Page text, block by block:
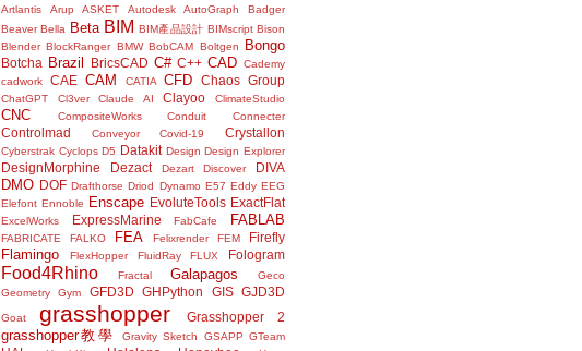
Artlantis Arup ASKET Autodesk AutoGraph
Badger
Beaver Bella Beta BIM BIM產品設計 BIMscript Bison
Blender BlockRanger BMW BobCAM Boltgen Bongo
Botcha Brazil BricsCAD C# C++ CAD Cademy
cadwork
CAE CAM CATIA CFD Chaos Group
ChatGPT Cl3ver Claude AI Clayoo ClimateStudio
CNC CompositeWorks Conduit Connecter
Controlmad Conveyor Covid-19 Crystallon
Cyberstrak Cyclops D5 Datakit Design Design Explorer
DesignMorphine Dezact Dezart Discover DIVA
DMO DOF Drafthorse Driod Dynamo E57 Eddy EEG
Elefont Ennoble Enscape EvoluteTools ExactFlat
ExcelWorks ExpressMarine FabCafe FABLAB
FABRICATE FALKO FEA Felixrender FEM Firefly
Flamingo FlexHopper FluidRay FLUX Fologram
Food4Rhino Fractal Galapagos
Geco
Geometry Gym
GFD3D GHPython GIS GJD3D
Goat grasshopper Grasshopper 2
grasshopper教學 Gravity Sketch GSAPP GTeam